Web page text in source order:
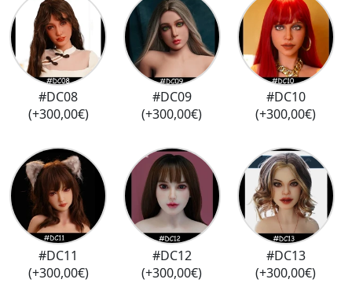
#DC08
(+300,00€)
#DC09
(+300,00€)
#DC10
(+300,00€)
#DC11
(+300,00€)
#DC12
(+300,00€)
#DC13
(+300,00€)